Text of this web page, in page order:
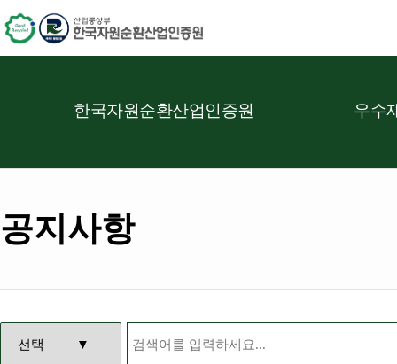
한국자원순환산업인증원 우수
공지사항